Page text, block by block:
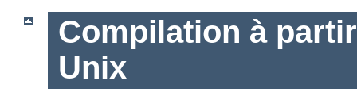
Compilation à
Unix